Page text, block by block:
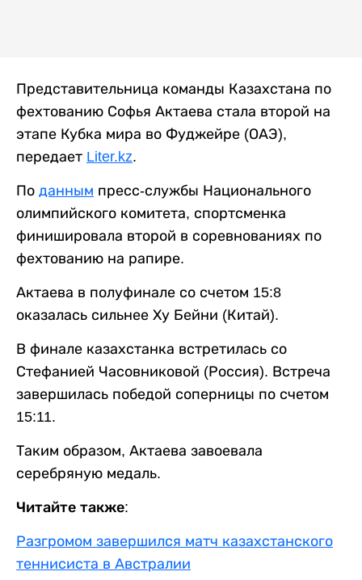
Представительница команды Казахстана по
фехтованию Софья Актаева стала второй на
этапе Кубка мира во Фуджейре (ОАЭ),
передает Liter.kz.
По данным пресс-службы Национального
олимпийского комитета, спортсменка
финишировала второй в соревнованиях по
фехтованию на рапире.
Актаева в полуфинале со счетом 15:8
оказалась сильнее Ху Бейни (Китай).
В финале казахстанка встретилась со
Стефанией Часовниковой (Россия). Встреча
завершилась победой соперницы по счетом
15:11.
Таким образом, Актаева завоевала
серебряную медаль.
Читайте также:
Разгромом завершился матч казахстанского
теннисиста в Австралии